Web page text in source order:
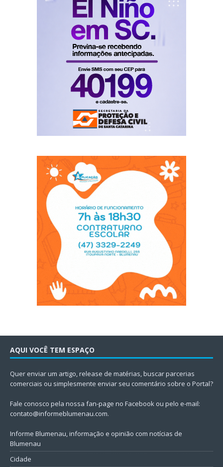
AQUI VOCÊ TEM ESPAÇO
Quer enviar um artigo, release de matérias, buscar parcerias
comerciais ou simplesmente enviar seu comentário sobre o Portal?
Fale conosco pela nossa fan-page no Facebook ou pelo e-mail:
contato@informeblumenau.com.
Informe Blumenau, informação e opinião com notícias de
Blumenau
Cidade